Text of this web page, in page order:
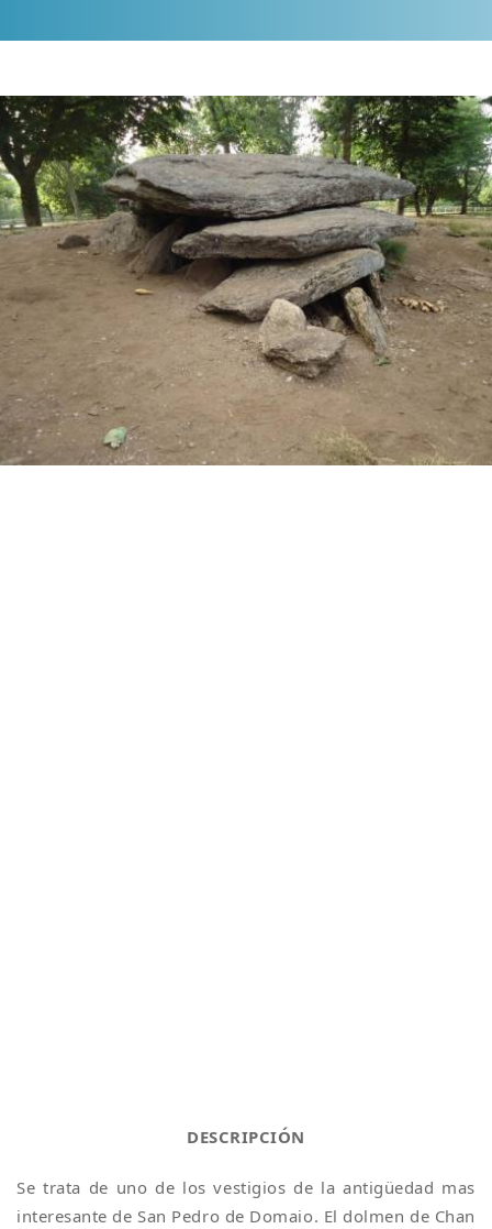
DESCRIPCIÓN
Se trata de uno de los vestigios de la antigüedad mas
interesante de San Pedro de Domaio. El dolmen de Chan